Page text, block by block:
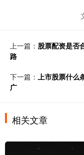
上一篇： 股票配资是否
路
下一篇： 上市股票什
广
相关文章